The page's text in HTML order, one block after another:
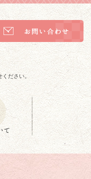
ください。